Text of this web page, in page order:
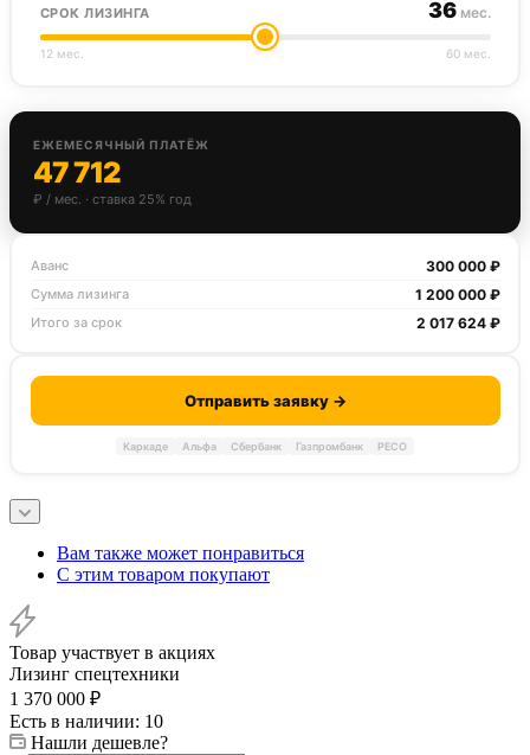
СРОК ЛИЗИНГА 36 мес.
12 мес. 60 мес.
ЕЖЕМЕСЯЧНЫЙ ПЛАТЁЖ
47 712
₽ / мес. · ставка 25% год
Аванс 300 000 ₽
Сумма лизинга 1 200 000 ₽
Итого за срок 2 017 624 ₽
Отправить заявку →
Каркаде Альфа Сбербанк Газпромбанк РЕСО
Вам также может понравиться
С этим товаром покупают
Товар участвует в акциях
Лизинг спецтехники
1 370 000 ₽
Есть в наличии: 10
Нашли дешевле?